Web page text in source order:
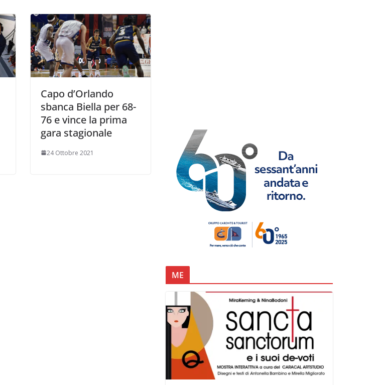
Capo d’Orlando
sbanca Biella per 68-
76 e vince la prima
gara stagionale
24 Ottobre 2021
ME